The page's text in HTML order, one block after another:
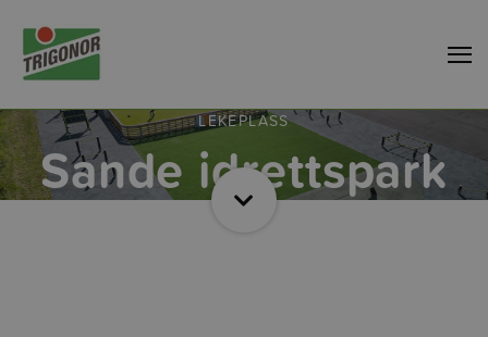
LEKEPLASS
Sande idrettspark